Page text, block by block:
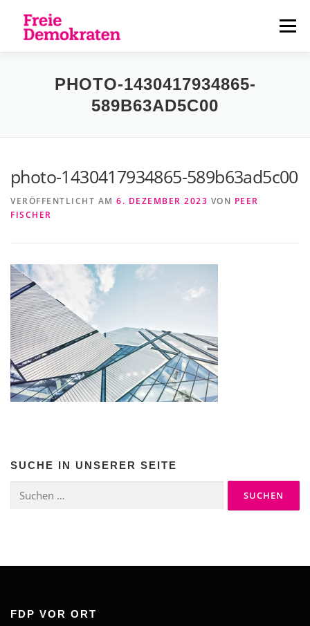
springen
Menü
ÜBER UNS AKTUELLES PERSONEN
PHOTO-1430417934865-
589B63AD5C00
photo-1430417934865-589b63ad5c00
VERÖFFENTLICHT AM 6. DEZEMBER 2023 VON PEER
FISCHER
SUCHE IN UNSERER SEITE
nach:
FDP VOR ORT